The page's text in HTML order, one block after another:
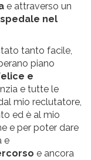
e attraverso un
nel
tanto facile,
piano
e
e tutte le
mio reclutatore,
ed è al mio
e per poter dare
e
e ancora